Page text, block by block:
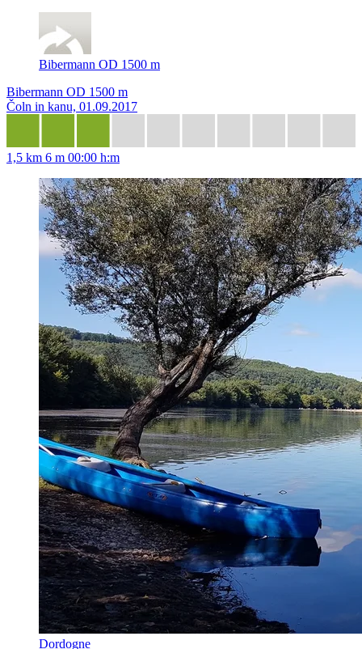
Bibermann OD 1500 m
Bibermann OD 1500 m
Čoln in kanu, 01.09.2017
1,5 km 6 m 00:00 h:m
Dordogne